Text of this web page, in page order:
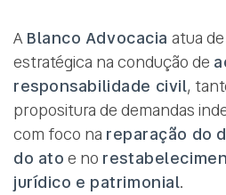
ABlanco Advocacia atua
estratégica na condução de
responsabilidade civil,
propositura de demandas
com foco na reparação do
do atoe no
jurídico e patrimonial.